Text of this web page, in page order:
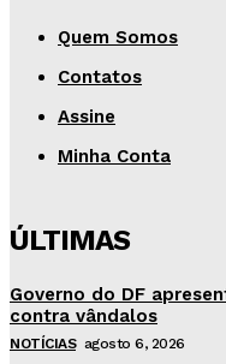
Quem Somos
Contatos
Assine
Minha Conta
ÚLTIMAS
Governo do DF
contra vândalos
NOTÍCIAS agosto 6, 2026